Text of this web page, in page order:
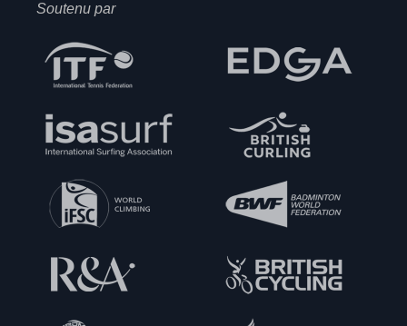
Soutenu par